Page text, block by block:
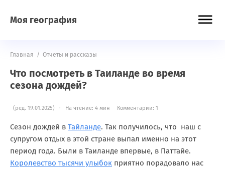
Моя география
Главная / Отчеты и рассказы
Что посмотреть в Таиланде во время
сезона дождей?
(ред. 19.01.2025) · На чтение: 4 мин Комментарии: 1
Сезон дождей в Тайланде. Так получилось, что наш с
супругом отдых в этой стране выпал именно на этот
период года. Были в Таиланде впервые, в Паттайе.
Королевство тысячи улыбок приятно порадовало нас